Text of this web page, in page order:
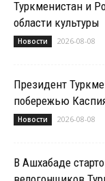
Туркменистан и
области культуры
Новости 2026-08-08
Президент
побережью
Новости 2026-08-08
В Ашхабаде